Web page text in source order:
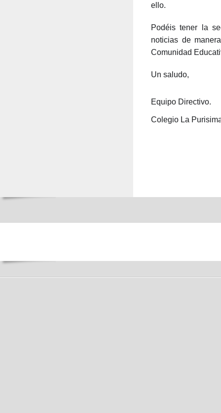
ello.
Podéis tener la
noticias de
Comunidad
Un saludo,
Equipo Directivo.
Colegio La